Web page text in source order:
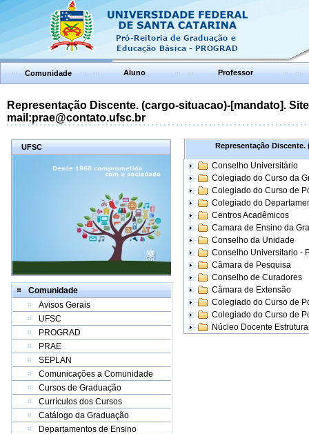
Comunidade Aluno Professor
Representação Discente. (cargo-situacao)-[mandato].
mail:prae@contato.ufsc.br
UFSC
Comunidade
Avisos Gerais
UFSC
PROGRAD
PRAE
SEPLAN
Comunicações a Comunidade
Cursos de Graduação
Currículos dos Cursos
Catálogo da Graduação
Departamentos de Ensino
Representação Discente.
Conselho Universitário
Colegiado do Curso da
Colegiado do Curso de
Colegiado do
Centros Acadêmicos
Camara de Ensino da
Conselho da Unidade
Conselho Universitario -
Câmara de Pesquisa
Conselho de Curadores
Câmara de Extensão
Colegiado do Curso de
Colegiado do Curso de
Núcleo Docente